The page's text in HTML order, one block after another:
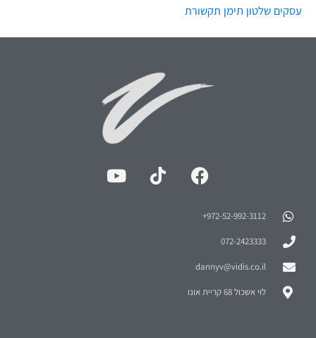
עסקים שלטון תימן תקשורת
972-52-992-3112⁩+
072-2423333
dannyv@vidis.co.il
לוי אשכול 68 קריית אונו